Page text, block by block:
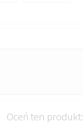
Oceń ten produkt: